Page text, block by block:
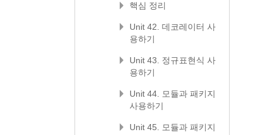
핵심 정리
Unit 42. 데코레이터 사
용하기
Unit 43. 정규표현식 사
용하기
Unit 44. 모듈과 패키지
사용하기
Unit 45. 모듈과 패키지